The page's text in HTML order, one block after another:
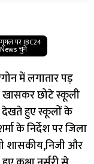
गूगल पर IBC24
News चुनें
में लगातार पड़
खासकर छोटे स्कूली
देखते हुए स्कूलों के
के निर्देश पर जिला
शासकीय,निजी और